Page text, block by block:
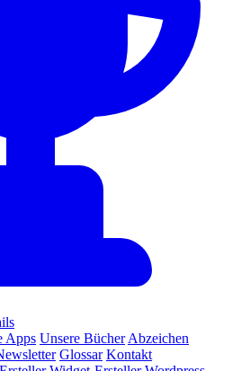
Apps Unsere Bücher Abzeichen
Glossar Kontakt